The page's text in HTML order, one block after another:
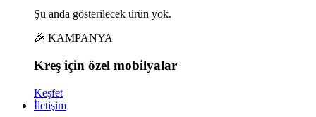
Şu anda gösterilecek ürün yok.
🎉 KAMPANYA
Kreş için özel mobilyalar
Keşfet
İletişim